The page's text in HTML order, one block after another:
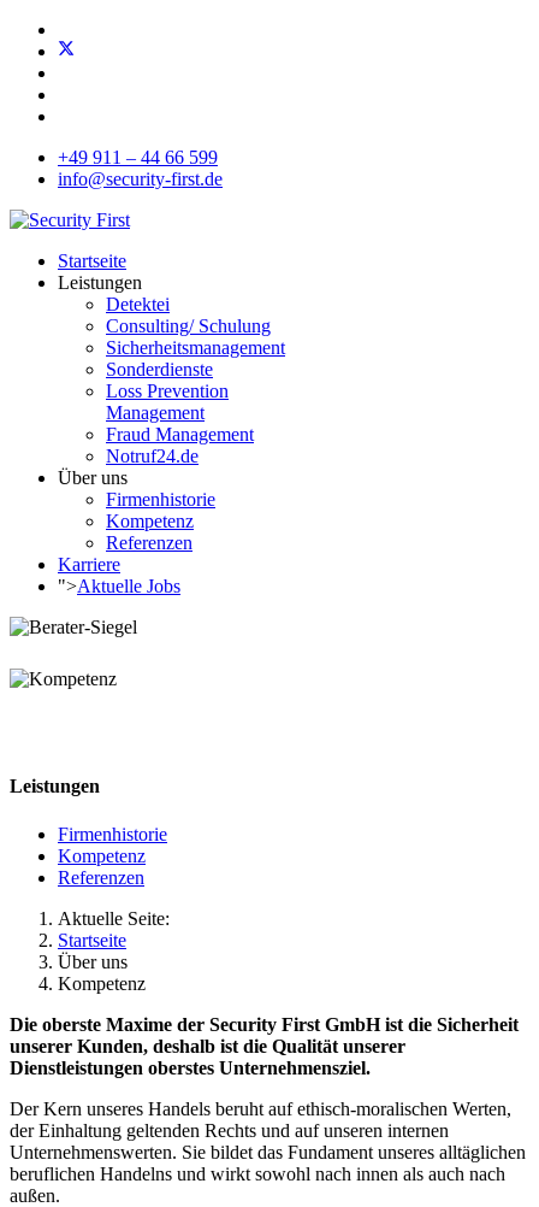
+49 911 – 44 66 599
info@security-first.de
Startseite
Leistungen
Detektei
Consulting/ Schulung
Sicherheitsmanagement
Sonderdienste
Loss Prevention
Management
Fraud Management
Notruf24.de
Über uns
Firmenhistorie
Kompetenz
Referenzen
Karriere
">Aktuelle Jobs
Leistungen
Firmenhistorie
Kompetenz
Referenzen
Aktuelle Seite:
Startseite
Über uns
Kompetenz
Die oberste Maxime der Security First GmbH ist die Sicherheit
unserer Kunden, deshalb ist die Qualität unserer
Dienstleistungen oberstes Unternehmensziel.
Der Kern unseres Handels beruht auf ethisch-moralischen Werten,
der Einhaltung geltenden Rechts und auf unseren internen
Unternehmenswerten. Sie bildet das Fundament unseres alltäglichen
beruflichen Handelns und wirkt sowohl nach innen als auch nach
außen.